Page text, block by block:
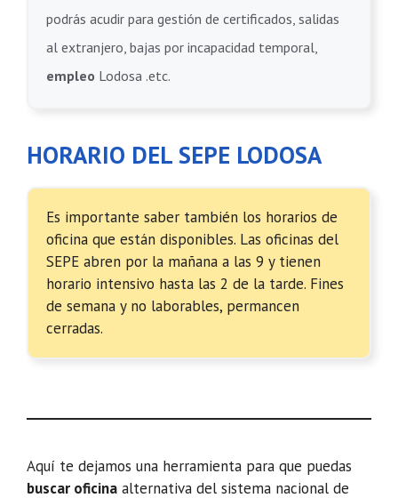
podrás acudir para gestión de certificados, salidas
al extranjero, bajas por incapacidad temporal,
empleo Lodosa .etc.
HORARIO DEL SEPE LODOSA
Es importante saber también los horarios de
oficina que están disponibles. Las oficinas del
SEPE abren por la mañana a las 9 y tienen
horario intensivo hasta las 2 de la tarde. Fines
de semana y no laborables, permancen
cerradas.
Aquí te dejamos una herramienta para que puedas
buscar oficina alternativa del sistema nacional de